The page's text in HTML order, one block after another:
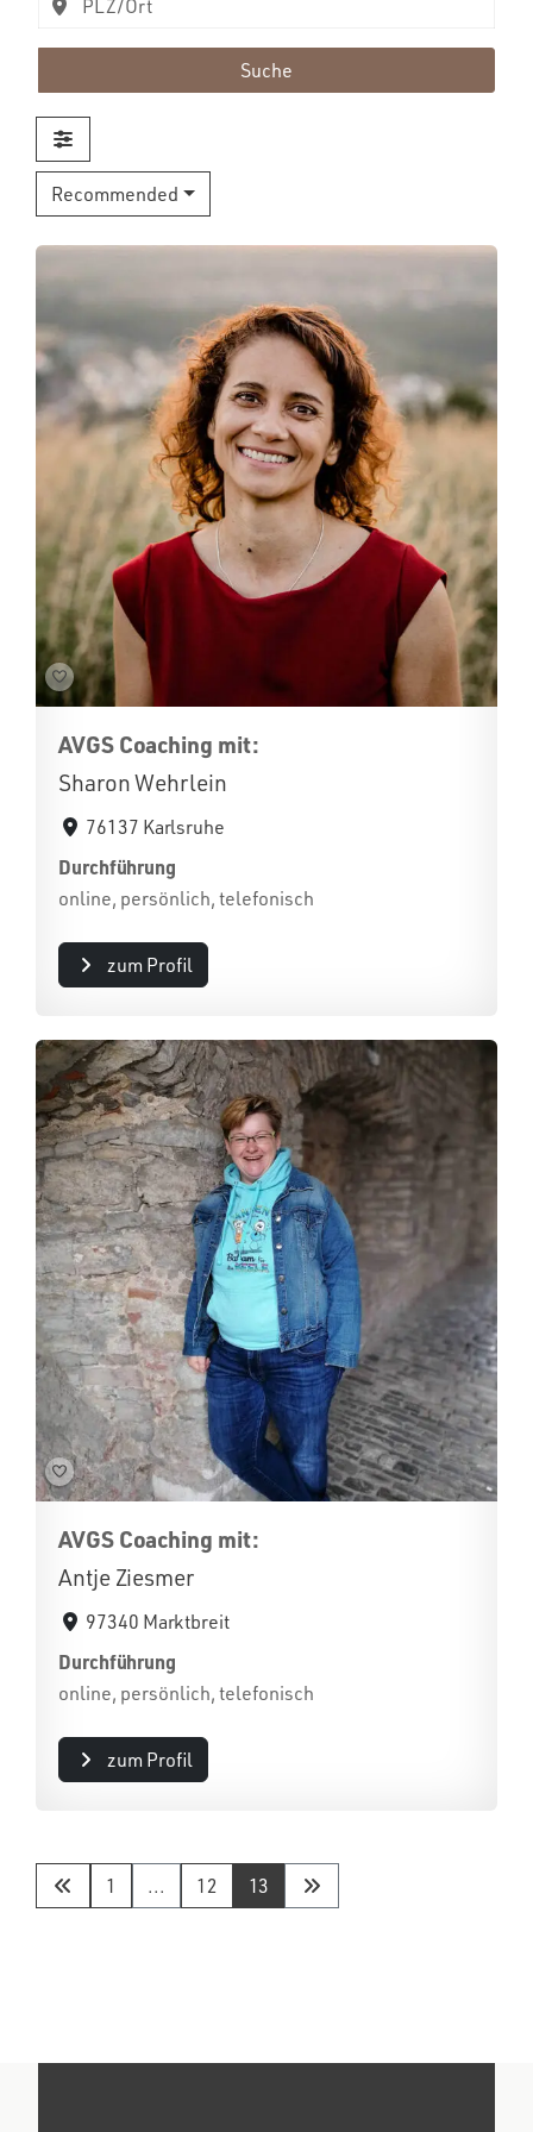
Suche
Recommended
AVGS Coaching mit:
Sharon Wehrlein
76137 Karlsruhe
Durchführung
online, persönlich, telefonisch
zum Profil
AVGS Coaching mit:
Antje Ziesmer
97340 Marktbreit
Durchführung
online, persönlich, telefonisch
zum Profil
1 ... 12 13